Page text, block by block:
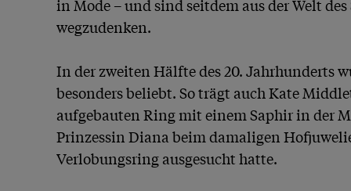
in Mode – und sind seitdem aus der Welt
wegzudenken.
In der zweiten Hälfte des 20. Jahrhunderts
besonders beliebt. So trägt auch Kate
aufgebauten Ring mit einem Saphir in der
Prinzessin Diana beim damaligen
Verlobungsring ausgesucht hatte.